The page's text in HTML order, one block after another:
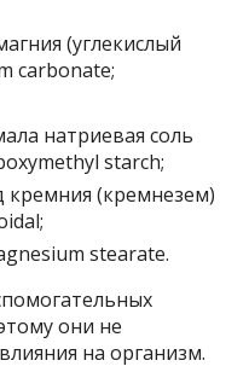
(углекислый
carbonate;
натриевая соль
starch;
кремния (кремнезем)
stearate.
они не
на организм.